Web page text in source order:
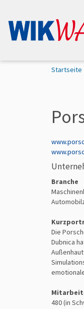
S
h
i
r
Startseite
Branche
Die
Dubnica
480 (in